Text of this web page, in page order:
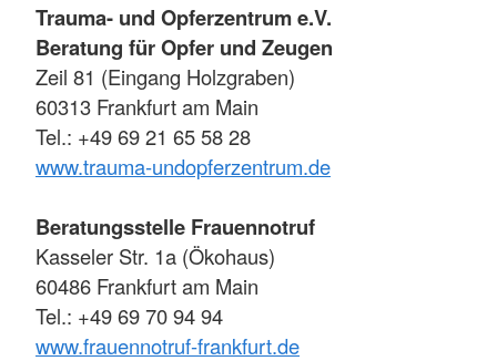
Trauma- und Opferzentrum e.V.
Beratung für Opfer und Zeugen
Zeil 81 (Eingang Holzgraben)
60313 Frankfurt am Main
Tel.: +49 69 21 65 58 28
www.trauma-undopferzentrum.de
Beratungsstelle Frauennotruf
Kasseler Str. 1a (Ökohaus)
60486 Frankfurt am Main
Tel.: +49 69 70 94 94
www.frauennotruf-frankfurt.de